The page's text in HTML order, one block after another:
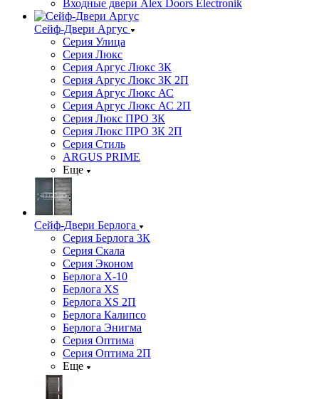
Входные двери Alex Doors Electronik
Сейф-Двери Аргус
Серия Улица
Серия Люкс
Серия Аргус Люкс 3К
Серия Аргус Люкс 3К 2П
Серия Аргус Люкс АС
Серия Аргус Люкс АС 2П
Серия Люкс ПРО 3К
Серия Люкс ПРО 3К 2П
Серия Стиль
ARGUS PRIME
Еще
Сейф-Двери Берлога
Серия Берлога 3К
Серия Скала
Серия Эконом
Берлога X-10
Берлога XS
Берлога XS 2П
Берлога Калипсо
Берлога Энигма
Серия Оптима
Серия Оптима 2П
Еще